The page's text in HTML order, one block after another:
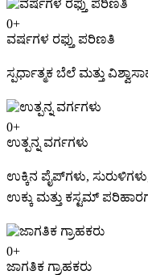
0+
ವರ್ಷಗಳ ರಫ್ತು ಪರಿಣತಿ
ಸ್ಪರ್ಧಾತ್ಮಕ ಬೆಲೆ ಮತ್ತು
0+
ಉತ್ಪನ್ನ ವರ್ಗಗಳು
ಉಕ್ಕಿನ ಪೈಪ್‌ಗಳು,
ಉಕ್ಕು ಮತ್ತು ಕಸ್ಟಮ್
0+
ಜಾಗತಿಕ ಗ್ರಾಹಕರು